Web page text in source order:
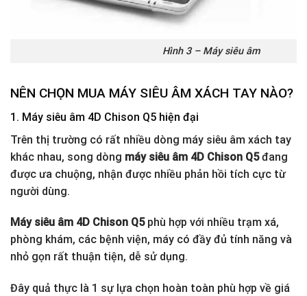
Hình 3 – Máy siêu âm
NÊN CHỌN MUA MÁY SIÊU ÂM XÁCH TAY NÀO?
1. Máy siêu âm 4D Chison Q5 hiện đại
Trên thị trường có rất nhiều dòng máy siêu âm xách tay
khác nhau, song dòng máy siêu âm 4D Chison Q5đang
được ưa chuộng, nhận được nhiều phản hồi tích cực từ
người dùng.
Máy siêu âm 4D Chison Q5phù hợp với nhiều trạm xá,
phòng khám, các bệnh viện, máy có đầy đủ tính năng và
nhỏ gọn rất thuận tiện, dễ sử dụng.
Đây quả thực là 1 sự lựa chọn hoàn toàn phù hợp về giá